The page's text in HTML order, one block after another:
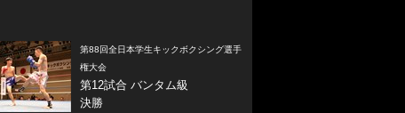
第88回全日本学生キックボクシング選手
権大会
第12試合 バンタム級
決勝